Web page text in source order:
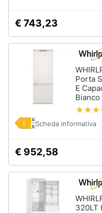
Friggitrice
professionale
Idropulitrice
offerta
Frigoriferi
in
€ 743,23
Porta
E
Bianco
Scheda informativa
€ 952,58
320LT